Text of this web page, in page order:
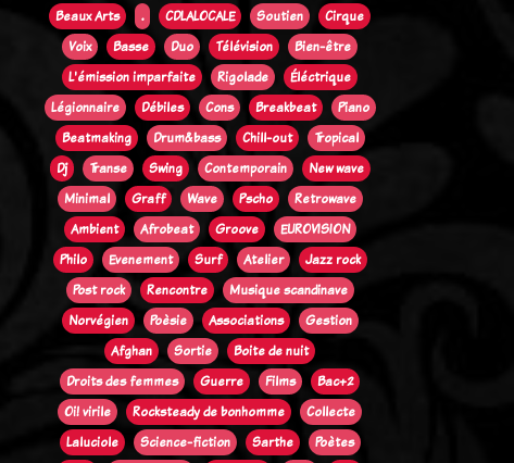
Beaux Arts
. CDLALOCALE Soutien
Cirque
Voix
Basse Duo Télévision
Bien-être
L'émission imparfaite
Rigolade
Éléctrique
Légionnaire
Débiles Cons Breakbeat
Piano
Beatmaking
Drum&bass Chill-out
Tropical
Dj
Transe Swing Contemporain
New wave
Minimal
Graff Wave Pscho
Retrowave
Ambient
Afrobeat Groove
EUROVISION
Philo
Evenement Surf Atelier
Jazz rock
Post rock
Rencontre
Musique scandinave
Norvégien
Poèsie Associations
Gestion
Afghan
Sortie
Boite de nuit
Droits des femmes
Guerre Films
Bac+2
Oi! virile
Rocksteady de bonhomme
Collecte
Laluciole
Science-fiction Sarthe
Poètes